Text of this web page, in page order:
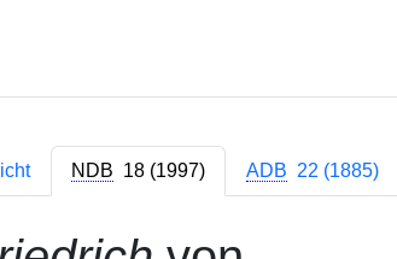
NDB 18 (1997) ADB 22 (1885)